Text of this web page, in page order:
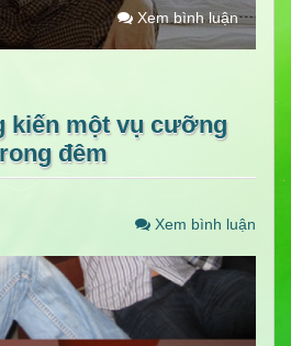
Xem bình luận
kiến một vụ cưỡng
đêm
Xem bình luận